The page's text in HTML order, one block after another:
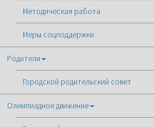
Методическая работа
Меры соцподдержки
Родители
Городской родительский совет
Олимпиадное движение